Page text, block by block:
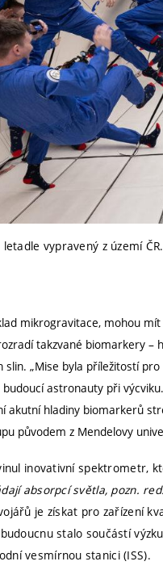
vypravený z území
mikrogravitace, mohou
takzvané biomarkery –
slin. „Mise byla příležitostí
astronauty při
akutní hladiny biomarkerů
původem z Mendelovy
inovativní spektrometr,
absorpcí světla, pozn.
je získat pro zařízení
stalo součástí
vesmírnou stanici (ISS).